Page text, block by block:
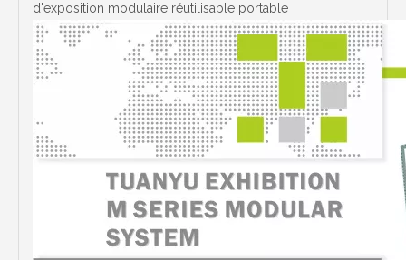
d'exposition modulaire réutilisable portable